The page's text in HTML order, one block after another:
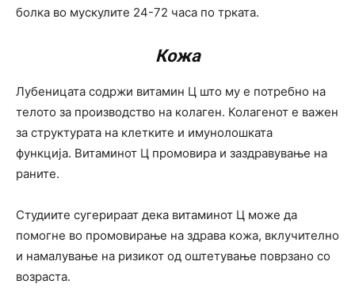
болка во мускулите 24-72 часа по трката.
Кожа
Лубеницата содржи витамин Ц што му е потребно на
телото за производство на колаген. Колагенот е важен
за структурата на клетките и имунолошката
функција. Витаминот Ц промовира и заздравување на
раните.
Студиите сугерираат дека витаминот Ц може да
помогне во промовирање на здрава кожа, вклучително
и намалување на ризикот од оштетување поврзано со
возраста.